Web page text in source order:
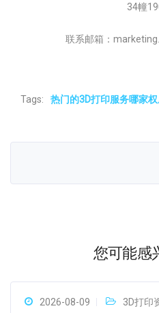
34幢
联系邮箱：
Tags: 热门的3D打印服务哪家
您可能感
2026-08-09 3D打印